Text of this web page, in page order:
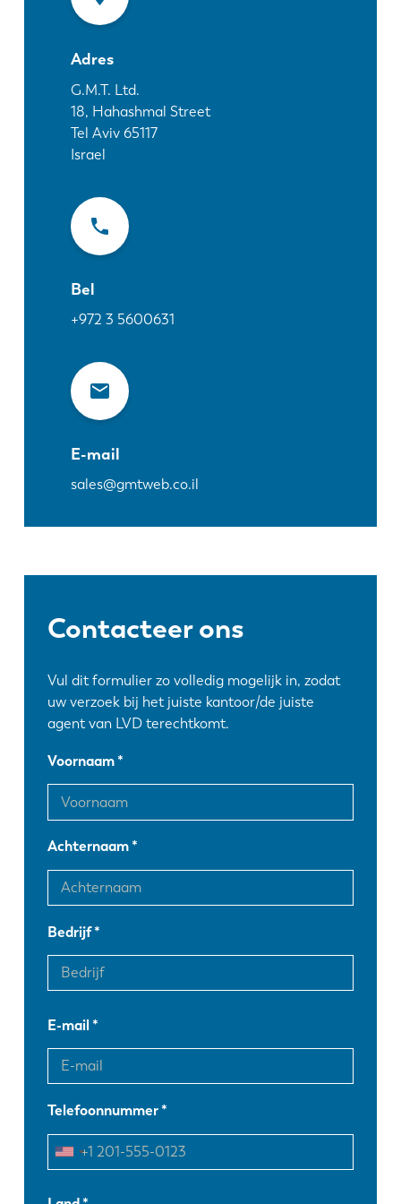
Adres
G.M.T. Ltd.
18, Hahashmal Street
Tel Aviv 65117
Israel
Bel
+972 3 5600631
E-mail
sales@gmtweb.co.il
Contacteer ons
Vul dit formulier zo volledig mogelijk in, zodat
uw verzoek bij het juiste kantoor/de juiste
agent van LVD terechtkomt.
Voornaam
Achternaam
Bedrijf
E-mail
Telefoonnummer
EN
Ontdek LVD
Klantenverhalen
Kenniscentrum
Sectoren en oplossingen
Contacteer ons